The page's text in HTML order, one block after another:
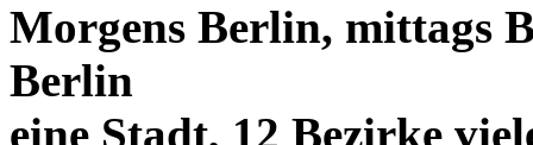
Morgens Berlin, mittags
Berlin
eine Stadt, 12 Bezirke